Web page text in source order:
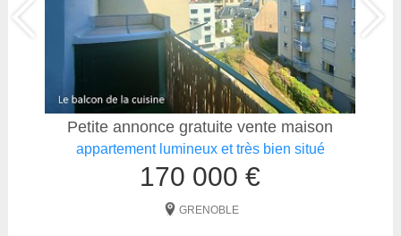
Petite annonce gratuite vente maison
appartement lumineux et très bien situé
170 000 €
GRENOBLE